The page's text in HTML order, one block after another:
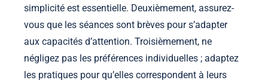
simplicité est essentielle. Deuxièmement, assurez-
vous que les séances sont brèves pour s’adapter
aux capacités d’attention. Troisièmement, ne
négligez pas les préférences individuelles ; adaptez
les pratiques pour qu’elles correspondent à leurs